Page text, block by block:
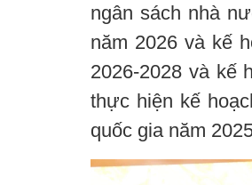
ngân sách nhà
năm 2026 và kế
2026-2028 và kế
thực hiện kế
quốc gia năm